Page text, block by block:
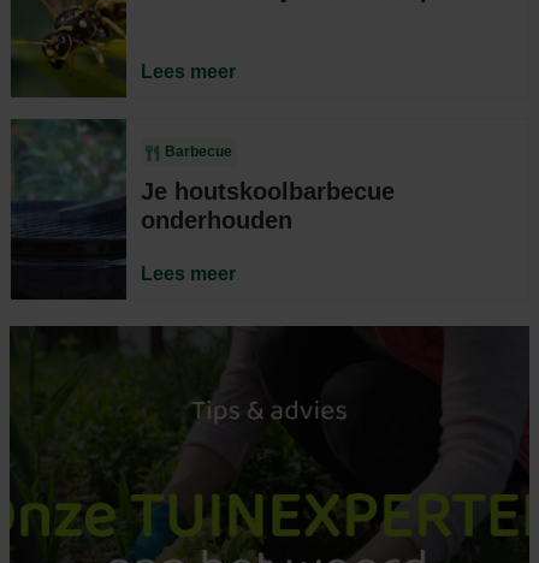
Lees meer
Barbecue
Je houtskoolbarbecue
onderhouden
Lees meer